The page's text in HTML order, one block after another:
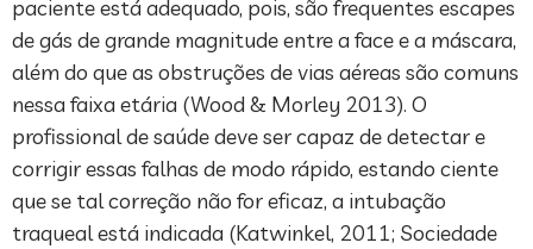
paciente está adequado, pois, são frequentes escapes
de gás de grande magnitude entre a face e a máscara,
além do que as obstruções de vias aéreas são comuns
nessa faixa etária (Wood & Morley 2013). O
profissional de saúde deve ser capaz de detectar e
corrigir essas falhas de modo rápido, estando ciente
que se tal correção não for eficaz, a intubação
traqueal está indicada (Katwinkel, 2011; Sociedade